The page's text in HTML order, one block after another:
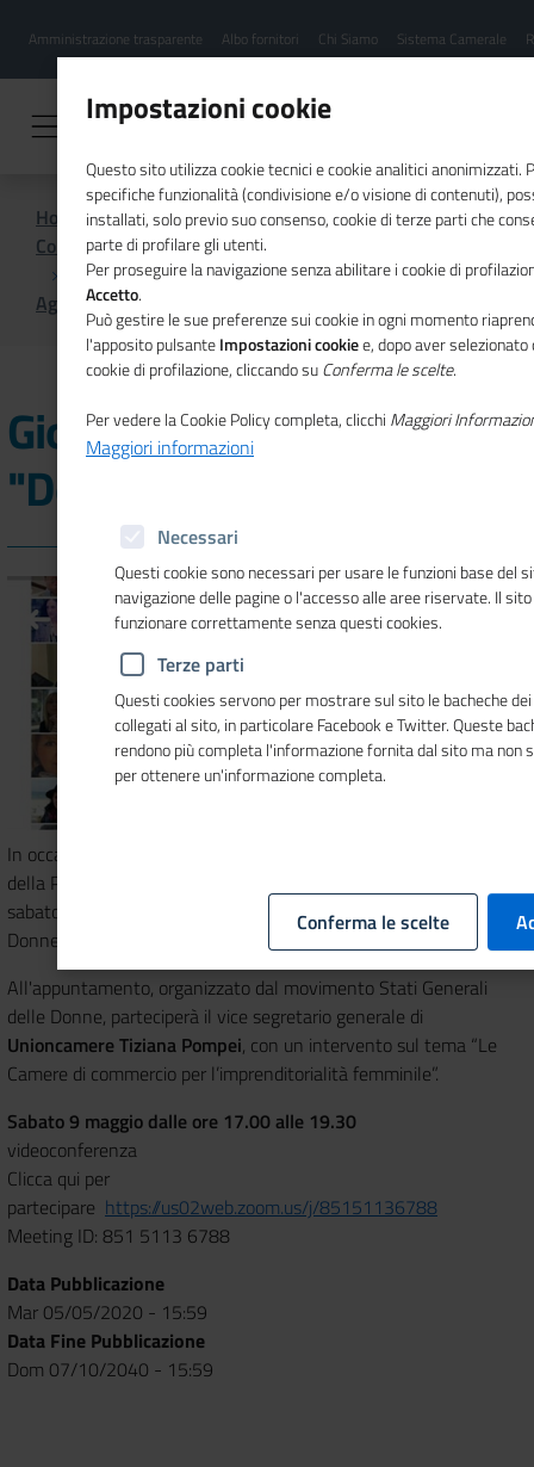
contenuto
Menu
hamburgher
Amministrazione trasparente Albo fornitori Chi Siamo Sistema Camerale
Home
Comunicazione istituzionale per il sistema camerale
Agenda
Giornata dell'Europa
"Donne ed economia"
In occasione del 25° anniversario della Dichiarazione di Pechino e
della Piattaforma d’azione e per ricordare la Giornata dell'Europa,
sabato 9 maggio nell'aula Virtuale degli Stati Generali delle
Donne si svolgerà l'incontro “Donne ed economia”.
All'appuntamento, organizzato dal movimento Stati Generali
delle Donne, parteciperà il vice segretario generale di
UnioncamereTiziana Pompei, con un intervento sul tema “Le
Camere di commercio per l’imprenditorialità femminile”.
Sabato 9 maggio dalle ore 17.00 alle 19.30
videoconferenza
Clicca qui per
partecipare https://us02web.zoom.us/j/85151136788
Meeting ID: 851 5113 6788
Data Pubblicazione
Mar 05/05/2020 - 15:59
Data Fine Pubblicazione
Dom 07/10/2040 - 15:59
Impostazioni cookie
Questo sito utilizza cookie tecnici e cookie analitici anonimizzati.
specifiche funzionalità (condivisione e/o visione di contenuti),
installati, solo previo suo consenso, cookie di terze parti che
parte di profilare gli utenti.
Per proseguire la navigazione senza abilitare i cookie di
Accetto.
Può gestire le sue preferenze sui cookie in ogni momento
l'apposito pulsanteImpostazioni cookiee, dopo aver
cookie di profilazione, cliccando suConferma le scelte.
Per vedere la Cookie Policy completa, clicchi Maggiori
Maggiori informazioni
Necessari
Questi cookie sono necessari per usare le funzioni base del
navigazione delle pagine o l'accesso alle aree riservate. Il
funzionare correttamente senza questi cookies.
Terze parti
Questi cookies servono per mostrare sul sito le bacheche
collegati al sito, in particolare Facebook e Twitter. Queste
rendono più completa l'informazione fornita dal sito ma non
per ottenere un'informazione completa.
Conferma le scelte